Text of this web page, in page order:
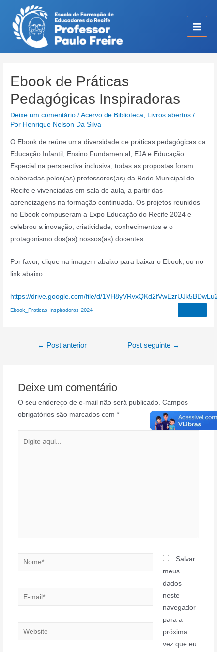
conteúdo
Main
Ebook de Práticas
Pedagógicas Inspiradoras
Deixe um comentário /Acervo de Biblioteca, Livros abertos /
Por Henrique Nelson Da Silva
O Ebook de reúne uma diversidade de práticas pedagógicas da
Educação Infantil, Ensino Fundamental, EJA e Educação
Especial na perspectiva inclusiva; todas as propostas foram
elaboradas pelos(as) professores(as) da Rede Municipal do
Recife e vivenciadas em sala de aula, a partir das
aprendizagens na formação continuada. Os projetos reunidos
no Ebook compuseram a Expo Educação do Recife 2024 e
celebrou a inovação, criatividade, conhecimentos e o
protagonismo dos(as) nossos(as) docentes.
Por favor, clique na imagem abaixo para baixar o Ebook, ou no
link abaixo:
https://drive.google.com/file/d/
Ebook_Praticas-Inspiradoras-2024
Navegação
← Post anterior Post seguinte →
Deixe um comentário
O seu endereço de e-mail não será publicado. Campos
obrigatórios são marcados com *
Nome*
E-
Website
Salvar
meus
dados
neste
navegador
para a
próxima
vez que eu